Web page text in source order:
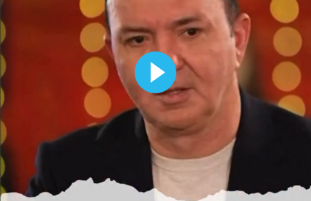
“800 manatlıq köynək, 2 minlik
idman dəsti almışam, baha deyil”